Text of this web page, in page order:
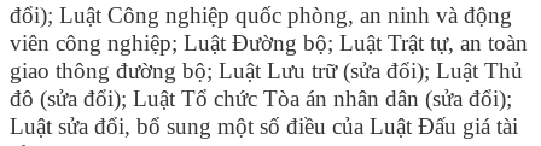
đổi); Luật Công nghiệp quốc phòng, an ninh và động
viên công nghiệp; Luật Đường bộ; Luật Trật tự, an toàn
giao thông đường bộ; Luật Lưu trữ (sửa đổi); Luật Thủ
đô (sửa đổi); Luật Tổ chức Tòa án nhân dân (sửa đổi);
Luật sửa đổi, bổ sung một số điều của Luật Đấu giá tài